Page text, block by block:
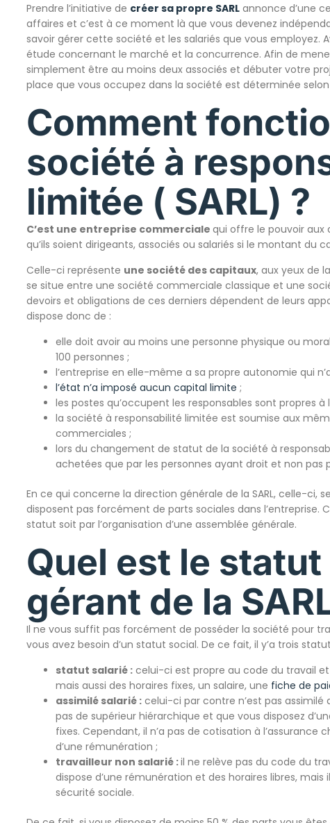
Prendre l’initiative de créer sa propre SARLannonce d’une
affaires et c’est à ce moment là que vous devenez
savoir gérer cette société et les salariés que vous employez.
étude concernant le marché et la concurrence. Afin de
simplement être au moins deux associés et débuter votre
place que vous occupez dans la société est déterminée
Comment
société à
limitée ( SARL) ?
C’est une entreprise commerciale qui offre le pouvoir aux
qu’ils soient dirigeants, associés ou salariés si le montant du
Celle-ci représente une société des capitaux, aux yeux de
se situe entre une société commerciale classique et une
devoirs et obligations de ces derniers dépendent de leurs
dispose donc de :
elle doit avoir au moins une personne physique ou
100 personnes ;
l’entreprise en elle-même a sa propre autonomie qui
l’état n’a imposé aucun capital limite ;
les postes qu’occupent les responsables sont propres à
la société à responsabilité limitée est soumise aux
commerciales ;
lors du changement de statut de la société à
achetées que par les personnes ayant droit et non pas
En ce qui concerne la direction générale de la SARL, celle-ci,
disposent pas forcément de parts sociales dans l’entreprise.
statut soit par l’organisation d’une assemblée générale.
Quel est le
gérant de la
Il ne vous suffit pas forcément de posséder la société pour
vous avez besoin d’un statut social. De ce fait, il y’a trois
statut salarié :celui-ci est propre au code du travail et
mais aussi des horaires fixes, un salaire, une fiche de
assimilé salarié :celui-ci par contre n’est pas assimilé
pas de supérieur hiérarchique et que vous disposez
fixes. Cependant, il n’a pas de cotisation à
d’une rémunération ;
travailleur non salarié :il ne relève pas du code du
dispose d’une rémunération et des horaires libres,
sécurité sociale.